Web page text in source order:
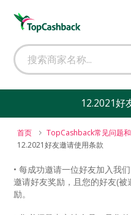
12.2021好
首页
TopCashback常见问题
12.2021好友邀请使用条款
• 每成功邀请一位好友加入我
邀请好友奖励，且您的好友(
励。